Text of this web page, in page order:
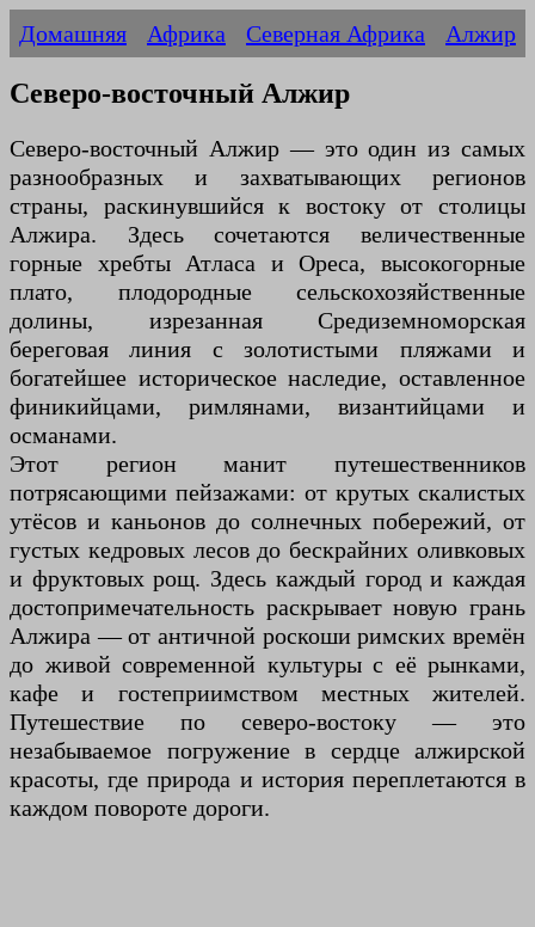
Домашняя Африка Северная Африка Алжир
Северо-восточный Алжир
Северо-восточный Алжир — это один из самых
разнообразных и захватывающих регионов
страны, раскинувшийся к востоку от столицы
Алжира. Здесь сочетаются величественные
горные хребты Атласа и Ореса, высокогорные
плато, плодородные сельскохозяйственные
долины, изрезанная Средиземноморская
береговая линия с золотистыми пляжами и
богатейшее историческое наследие, оставленное
финикийцами, римлянами, византийцами и
османами.
Этот регион манит путешественников
потрясающими пейзажами: от крутых скалистых
утёсов и каньонов до солнечных побережий, от
густых кедровых лесов до бескрайних оливковых
и фруктовых рощ. Здесь каждый город и каждая
достопримечательность раскрывает новую грань
Алжира — от античной роскоши римских времён
до живой современной культуры с её рынками,
кафе и гостеприимством местных жителей.
Путешествие по северо-востоку — это
незабываемое погружение в сердце алжирской
красоты, где природа и история переплетаются в
каждом повороте дороги.